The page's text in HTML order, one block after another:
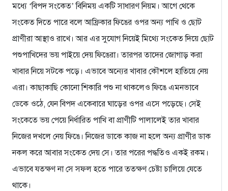
মধ্যে ‘বিপদ সংকেত’ বিনিময় একটি সাধারণ নিয়ম। আগে থেকে
সংকেত দিতে পারে বলে আফ্রিকার ফিঙের ওপর অন্য পাখি ও ছোট
প্রাণীরা আস্থাও রাখে। আর এর সুযোগ নিয়েই মিথ্যে সংকেত দিয়ে ছোট
পশুপাখিদের ভয় পাইয়ে দেয় ফিঙেরা। তারপর তাদের জোগাড় করা
খাবার নিয়ে সটকে পড়ে। এভাবে অন্যের খাবার কৌশলে হাতিয়ে নেয়
এরা। কাছাকাছি কোনো শিকারি পশু না থাকলেও ফিঙে এমনভাবে
ডেকে ওঠে, যেন বিপদ একেবারে ঘাড়ের ওপর এসে পড়েছে। সেই
সংকেতে ভয় পেয়ে নির্ধারিত পাখি বা প্রাণীটি পালালেই তার খাবার
নিজের দখলে নেয় ফিঙে। নিজের ডাকে কাজ না হলে অন্য প্রাণীর ডাক
নকল করে আবার সংকেত দেয় সে। তার পরের পদ্ধতিও একই রকম।
এভাবে যতক্ষণ না সে সফল হতে পারে ততক্ষণ চেষ্টা চালিয়ে যেতে
থাকে।